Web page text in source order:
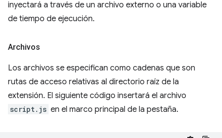
inyectará a través de un archivo externo o una variable
de tiempo de ejecución.
Archivos
Los archivos se especifican como cadenas que son
rutas de acceso relativas al directorio raíz de la
extensión. El siguiente código insertará el archivo
script.js en el marco principal de la pestaña.